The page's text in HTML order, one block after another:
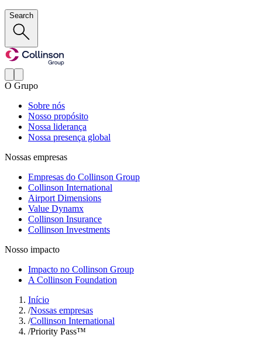
Search
O Grupo
Sobre nós
Nosso propósito
Nossa liderança
Nossa presença global
Nossas empresas
Empresas do Collinson Group
Collinson International
Airport Dimensions
Value Dynamx
Collinson Insurance
Collinson Investments
Nosso impacto
Impacto no Collinson Group
A Collinson Foundation
Início
/Nossas empresas
/Collinson International
/Priority Pass™